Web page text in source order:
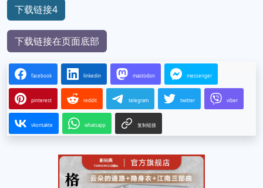
下载链接4
下载链接在页面底部
facebook linkedin mastodon messenger
pinterest reddit telegram twitter viber
vkontakte whatsapp 复制链接